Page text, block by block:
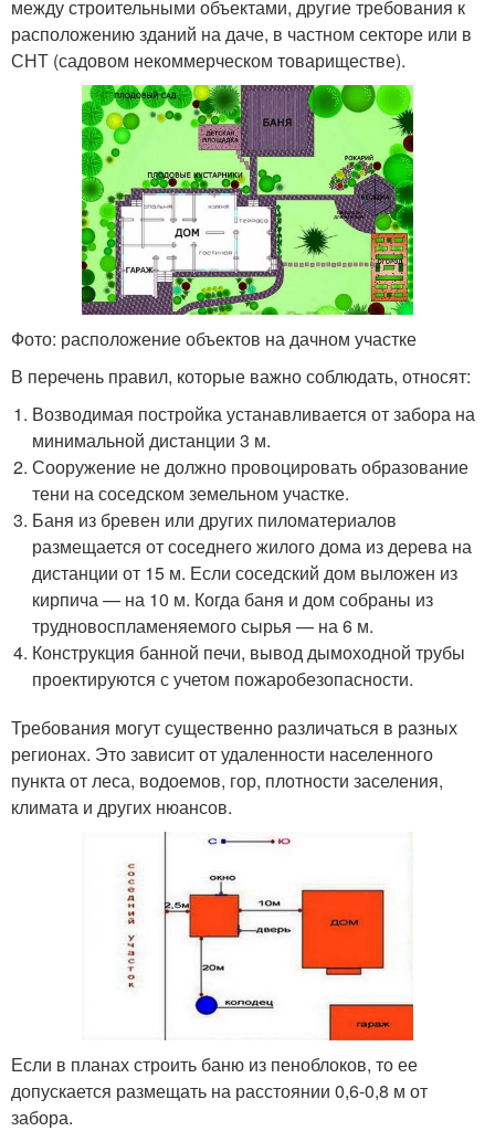
между строительными объектами, другие требования к
расположению зданий на даче, в частном секторе или в
СНТ (садовом некоммерческом товариществе).
Фото: расположение объектов на дачном участке
В перечень правил, которые важно соблюдать, относят:
Возводимая постройка устанавливается от забора на
минимальной дистанции 3 м.
Сооружение не должно провоцировать образование
тени на соседском земельном участке.
Баня из бревен или других пиломатериалов
размещается от соседнего жилого дома из дерева на
дистанции от 15 м. Если соседский дом выложен из
кирпича — на 10 м. Когда баня и дом собраны из
трудновоспламеняемого сырья — на 6 м.
Конструкция банной печи, вывод дымоходной трубы
проектируются с учетом пожаробезопасности.
Требования могут существенно различаться в разных
регионах. Это зависит от удаленности населенного
пункта от леса, водоемов, гор, плотности заселения,
климата и других нюансов.
Если в планах строить баню из пеноблоков, то ее
допускается размещать на расстоянии 0,6-0,8 м от
забора.